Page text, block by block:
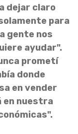
dejar claro
para
gente nos
ayudar".
prometí
donde
en vender
en nuestra